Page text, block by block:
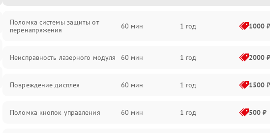
Поломка системы защиты от
перенапряжения
60 мин 1 год 1000 ₽
Неисправность лазерного модуля 60 мин 1 год 2000 ₽
Повреждение дисплея 60 мин 1 год 1500 ₽
Поломка кнопок управления 60 мин 1 год 500 ₽